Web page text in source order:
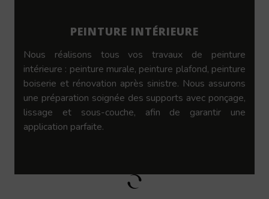
PEINTURE INTÉRIEURE
Nous réalisons tous vos travaux de peinture
intérieure : peinture murale, peinture plafond, peinture
boiserie et rénovation après sinistre. Nous assurons
une préparation soignée des supports avec ponçage,
lissage et sous-couche, afin de garantir une
application parfaite.